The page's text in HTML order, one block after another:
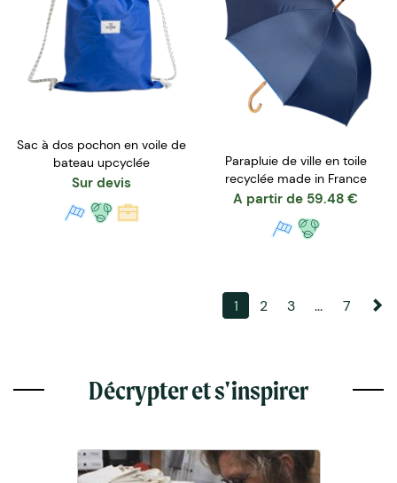
Sac à dos pochon en voile de
bateau upcyclée
Sur devis
Parapluie de ville en toile
recyclée made in France
A partir de 59.48 €
1 2 3 ... 7
Décrypter et s'inspirer